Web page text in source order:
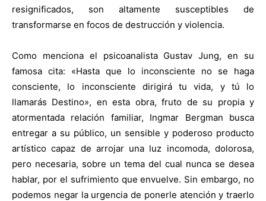
resignificados, son altamente susceptibles de
transformarse en focos de destrucción y violencia.
Como menciona el psicoanalista Gustav Jung, en su
famosa cita: «Hasta que lo inconsciente no se haga
consciente, lo inconsciente dirigirá tu vida, y tú lo
llamarás Destino», en esta obra, fruto de su propia y
atormentada relación familiar, Ingmar Bergman busca
entregar a su público, un sensible y poderoso producto
artístico capaz de arrojar una luz incomoda, dolorosa,
pero necesaria, sobre un tema del cual nunca se desea
hablar, por el sufrimiento que envuelve. Sin embargo, no
podemos negar la urgencia de ponerle atención y traerlo